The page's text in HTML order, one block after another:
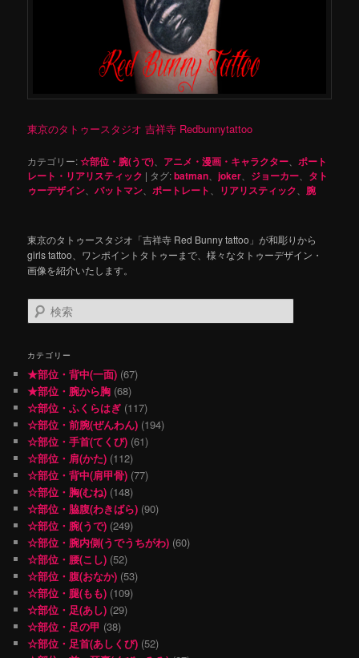
東京のタトゥースタジオ 吉祥寺 Redbunnytattoo
カテゴリー:☆部位・腕(うで) アニメ・漫画・キャラクター
ポート
レート・リアリスティック | タグ:batman 、joker ジョーカー
タト
ゥーデザイン 、バットマン ポートレート リアリスティック 腕
東京のタトゥースタジオ「吉祥寺 Red Bunny tattoo」が和彫りから
girls tattoo、ワンポイントタトゥーまで、様々なタトゥーデザイン・
画像を紹介いたします。
検
索
カテゴリー
★部位・背中(一面) (67)
★部位・腕から胸 (68)
☆部位・ふくらはぎ (117)
☆部位・前腕(ぜんわん) (194)
☆部位・手首(てくび) (61)
☆部位・肩(かた) (112)
☆部位・背中(肩甲骨) (77)
☆部位・胸(むね) (148)
☆部位・脇腹(わきばら) (90)
☆部位・腕(うで) (249)
☆部位・腕内側(うでうちがわ) (60)
☆部位・腰(こし) (52)
☆部位・腹(おなか) (53)
☆部位・腿(もも) (109)
☆部位・足(あし) (29)
☆部位・足の甲 (38)
☆部位・足首(あしくび) (52)